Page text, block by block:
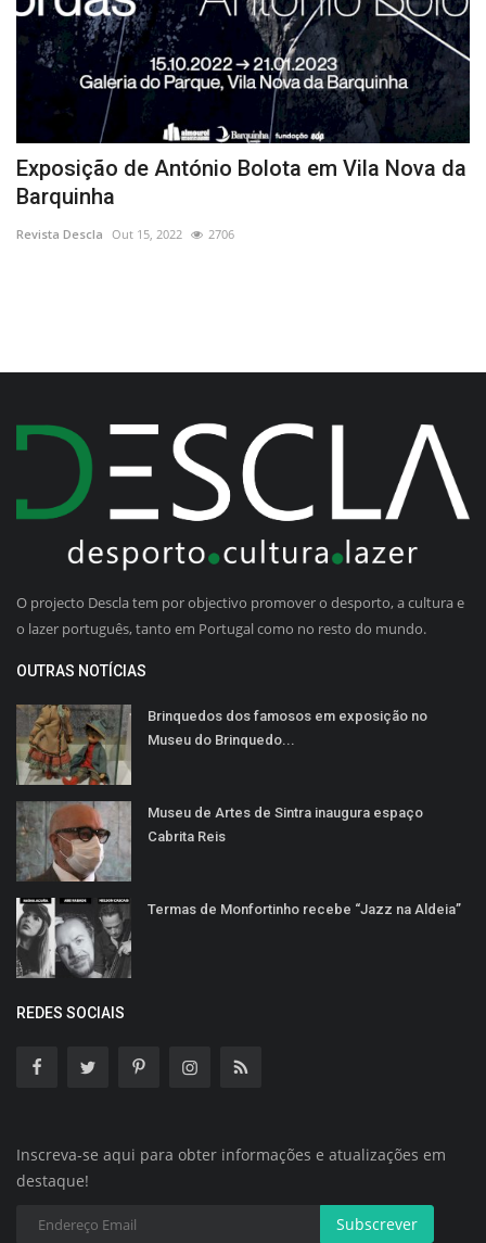
Exposição de António Bolota em Vila Nova da
Barquinha
Revista Descla Out 15, 2022 2706
O projecto Descla tem por objectivo promover o desporto, a cultura e
o lazer português, tanto em Portugal como no resto do mundo.
OUTRAS NOTÍCIAS
Brinquedos dos famosos em exposição no
Museu do Brinquedo...
Museu de Artes de Sintra inaugura espaço
Cabrita Reis
Termas de Monfortinho recebe “Jazz na Aldeia”
REDES SOCIAIS
Inscreva-se aqui para obter informações e atualizações em
destaque!
Subscrever